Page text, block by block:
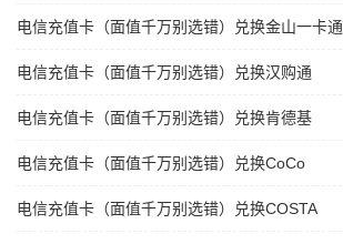
电信充值卡（面值千万别选错）兑换金山一卡通
电信充值卡（面值千万别选错）兑换汉购通
电信充值卡（面值千万别选错）兑换肯德基
电信充值卡（面值千万别选错）兑换CoCo
电信充值卡（面值千万别选错）兑换COSTA